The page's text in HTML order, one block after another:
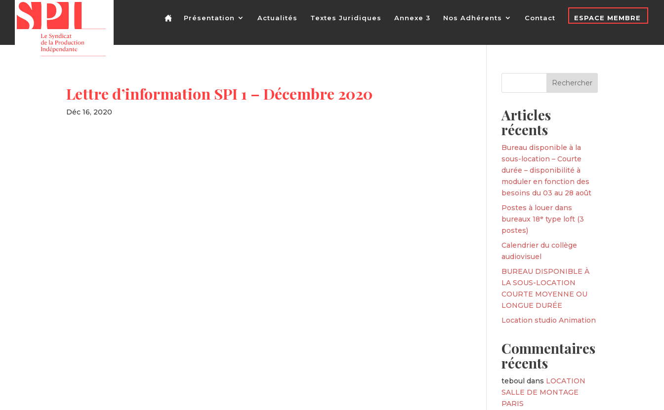
Présentation Actualités Textes Juridiques Annexe 3 Nos Adhérents Contact ESPACE MEMBRE
Lettre d’information SPI 1 – Décembre 2020
Déc 16, 2020
Articles
récents
Bureau disponible à la
sous-location – Courte
durée – disponibilité à
moduler en fonction des
besoins du 03 au 28 août
Postes à louer dans
bureaux 18ᵉ type loft (3
postes)
Calendrier du collège
audiovisuel
BUREAU DISPONIBLE À
LA SOUS-LOCATION
COURTE MOYENNE OU
LONGUE DURÉE
Location studio Animation
Commentaires
récents
teboul dans LOCATION
SALLE DE MONTAGE
PARIS